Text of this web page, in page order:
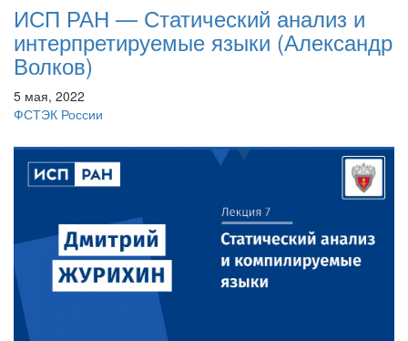
ИСП РАН — Статический анализ и
интерпретируемые языки (Александр
Волков)
5 мая, 2022
ФСТЭК России